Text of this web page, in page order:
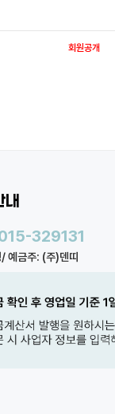
회원공개
내
329131
/ 예금주: (주)덴띠